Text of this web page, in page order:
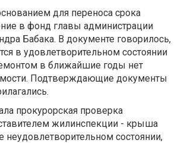
для переноса срока
в фонд главы администрации
Бабака. В документе говорилось,
в удовлетворительном состоянии
в ближайшие годы нет
Подтверждающие документы
прокурорская проверка
жилинспекции - крыша
неудовлетворительном состоянии,